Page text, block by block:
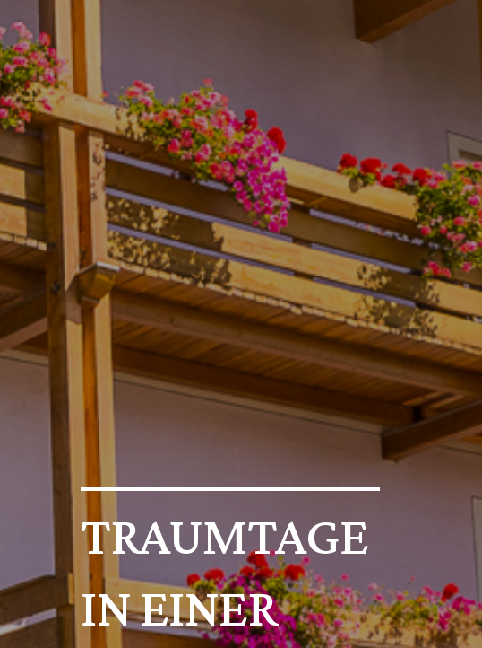
TRAUMTAGE
IN EINER